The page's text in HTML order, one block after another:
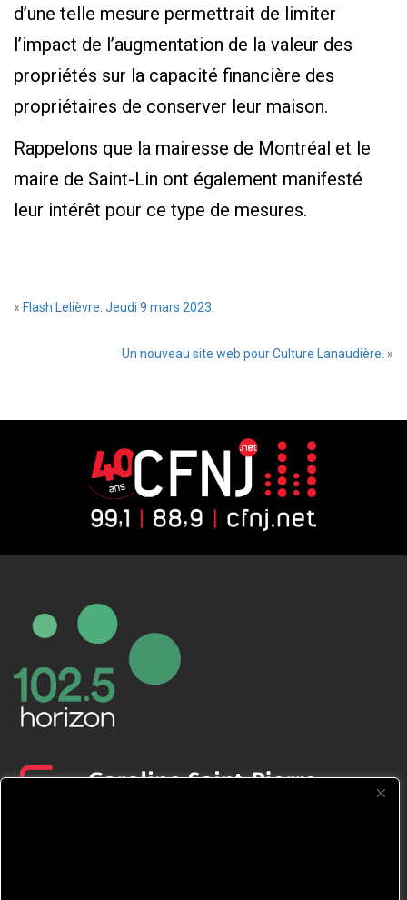
d’une telle mesure permettrait de limiter
l’impact de l’augmentation de la valeur des
propriétés sur la capacité financière des
propriétaires de conserver leur maison.
Rappelons que la mairesse de Montréal et le
maire de Saint-Lin ont également manifesté
leur intérêt pour ce type de mesures.
« Flash Lelièvre. Jeudi 9 mars 2023.
Un nouveau site web pour Culture Lanaudière. »